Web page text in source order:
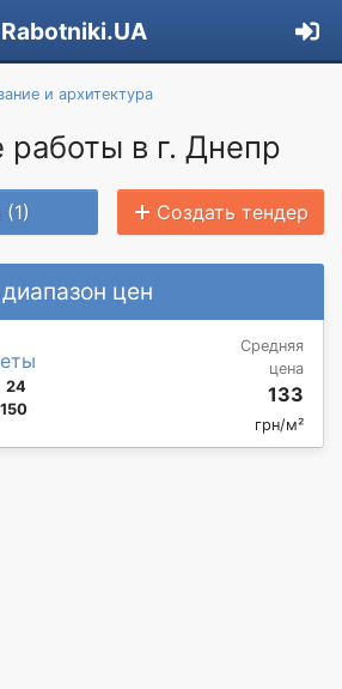
Rabotniki.UA
и архитектура
в г. Днепр
Создать тендер
цен
24
Средняя
цена
133
грн/м²